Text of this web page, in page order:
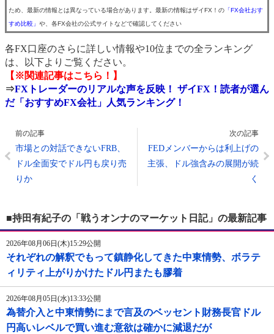
ため、最新の情報とは異なっている場合があります。最新の情報はザイFX！の 「FX会社おす
すめ比較」 や、各FX会社の公式サイトなどで確認してください
各FX口座のさらに詳しい情報や10位までの全ランキング
は、以下よりご覧ください。
【※関連記事はこちら！】
⇒FXトレーダーのリアルな声を反映！ ザイFX！読者が選ん
だ「おすすめFX会社」人気ランキング！
前の記事
市場との対話できないFRB、
ドル全面安でドル円も戻り売
りか
次の記事
FEDメンバーからは利上げの
主張、ドル強含みの展開が続
く
■持田有紀子の「戦うオンナのマーケット日記」の最新記事
2026年08月06日(木)15:29公開
それぞれの解釈でもって鎮静化してきた中東情勢、ボラテ
ィリティ上がりかけたドル円またも膠着
2026年08月05日(水)13:33公開
為替介入と中東情勢にまで言及のベッセント財務長官ドル
円高いレベルで買い進む意欲は確かに減退だが